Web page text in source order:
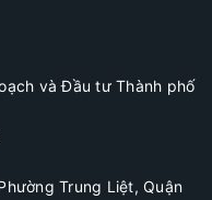
khách đặt nhầm,
sinh sai sót từ khi
Nếu có bất kỳ điều gì
và Đầu tư Thành phố
Trung Liệt, Quận